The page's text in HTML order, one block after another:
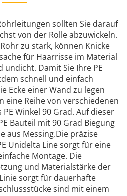
sollten Sie darauf
von der Rolle abzuwickeln.
zu stark, können Knicke
für Haarrisse im Material
undicht. Damit Sie Ihre PE
schnell und einfach
Ecke einer Wand zu legen
eine Reihe von verschiedenen
Winkel 90 Grad. Auf dieser
Bauteil mit 90 Grad Biegung
aus Messing.Die präzise
Unidelta Line sorgt für eine
Montage. Die
und Materialstärke der
sorgt für dauerhafte
sind mit einem